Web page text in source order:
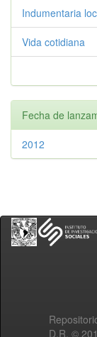
Indumentaria
Vida cotidiana
Fecha de
2012
D.R. ©